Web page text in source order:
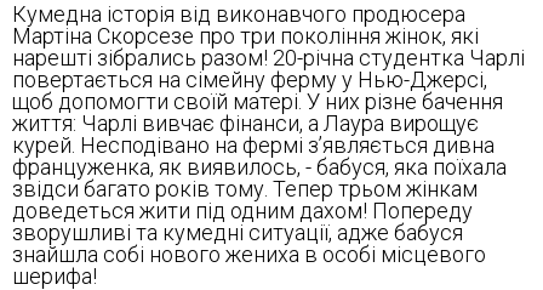
Кумедна історія від виконавчого продюсера
Мартіна Скорсезе про три покоління жінок, які
нарешті зібрались разом! 20-річна студентка Чарлі
повертається на сімейну ферму у Нью-Джерсі,
щоб допомогти своїй матері. У них різне бачення
життя: Чарлі вивчає фінанси, а Лаура вирощує
курей. Несподівано на фермі з’являється дивна
француженка, як виявилось, - бабуся, яка поїхала
звідси багато років тому. Тепер трьом жінкам
доведеться жити під одним дахом! Попереду
зворушливі та кумедні ситуації, адже бабуся
знайшла собі нового жениха в особі місцевого
шерифа!